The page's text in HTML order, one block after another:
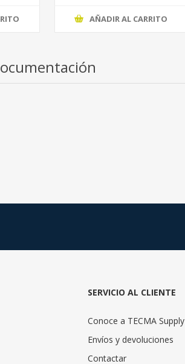
AÑADIR AL CARRITO
SERVICIO AL CLIENTE
Conoce a TECMA Supply
Envíos y devoluciones
Contactar